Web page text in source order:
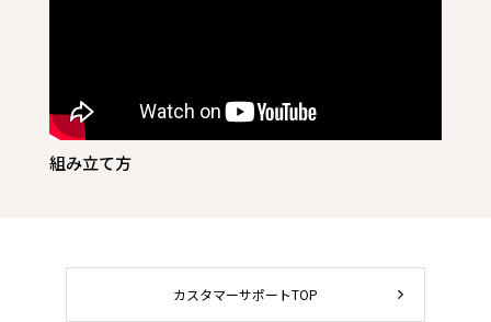
組み立て方
カスタマーサポートTOP